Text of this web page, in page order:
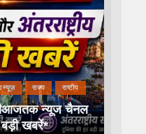
न्यूज़ राज्य राष्टीय
न्यूज चैनल
खबरें*